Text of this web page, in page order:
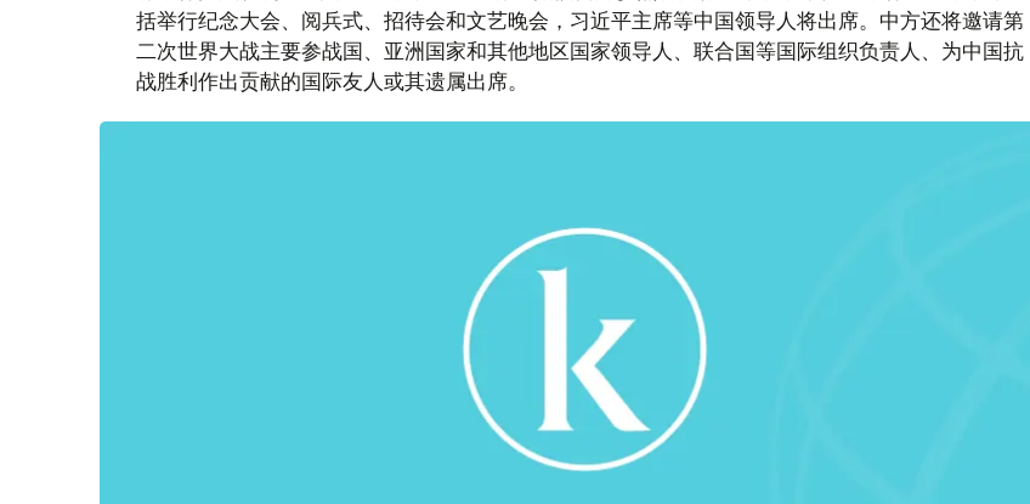
括举行纪念大会、阅兵式、招待会和文艺晚会，习近平主席等中国领导人将出席。中方还将邀请第
二次世界大战主要参战国、亚洲国家和其他地区国家领导人、联合国等国际组织负责人、为中国抗
战胜利作出贡献的国际友人或其遗属出席。